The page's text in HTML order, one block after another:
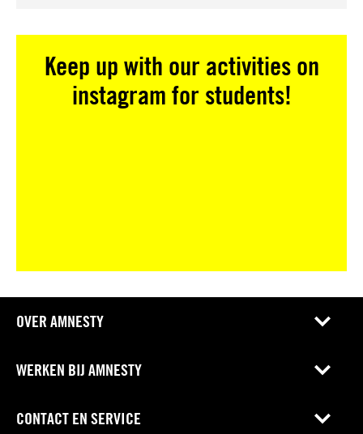
Keep up with our activities on
instagram for students!
OVER AMNESTY
WERKEN BIJ AMNESTY
CONTACT EN SERVICE